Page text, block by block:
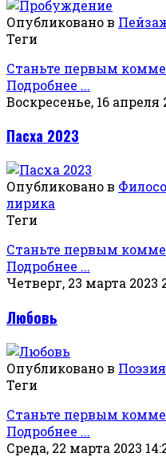
Опубликовано в
Теги
Станьте первым
Подробнее ...
Воскресенье, 16 апреля
Пасха 2023
Опубликовано в
лирика
Теги
Станьте первым
Подробнее ...
Четверг, 23 марта 2023
Любовь
Опубликовано в Поэзия
Теги
Станьте первым
Подробнее ...
Среда, 22 марта 2023